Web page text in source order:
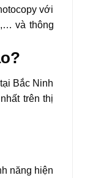
với
và thông
Bắc Ninh
trên thị
năng hiện